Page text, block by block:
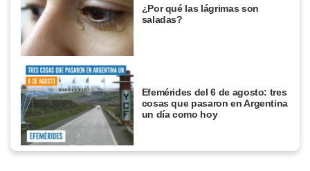
¿Por qué las lágrimas son
saladas?
Efemérides del 6 de agosto: tres
cosas que pasaron en Argentina
un día como hoy